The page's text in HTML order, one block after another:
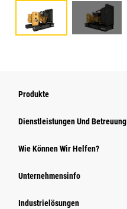
Produkte
Dienstleistungen Und Betreuung
Wie Können Wir Helfen?
Unternehmensinfo
Industrielösungen